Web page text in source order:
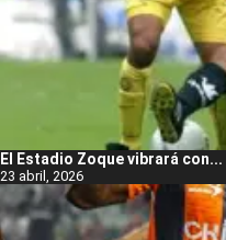
El Estadio Zoque vibrará con...
23 abril, 2026